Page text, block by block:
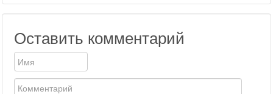
Видеотоп
Оставить комментарий